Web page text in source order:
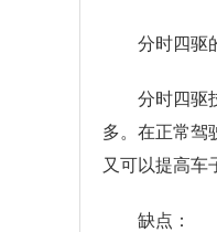
分时四驱
分时四驱
多。在正常驾
又可以提高车
缺点：